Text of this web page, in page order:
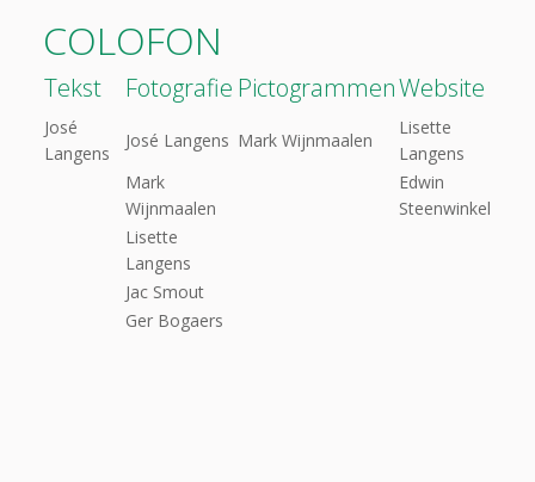
COLOFON
Tekst Fotografie PictogrammenWebsite
José
Langens
José Langens Mark Wijnmaalen
Lisette
Langens
Mark
Wijnmaalen
Edwin
Steenwinkel
Lisette
Langens
Jac Smout
Ger Bogaers